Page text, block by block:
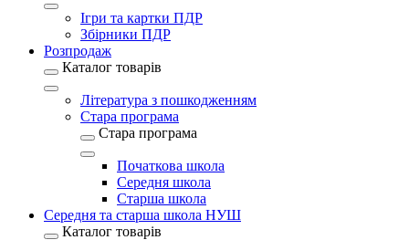
Ігри та картки ПДР
Збірники ПДР
Розпродаж
Каталог товарів
Література з пошкодженням
Стара програма
Стара програма
Початкова школа
Середня школа
Старша школа
Середня та старша школа НУШ
Каталог товарів